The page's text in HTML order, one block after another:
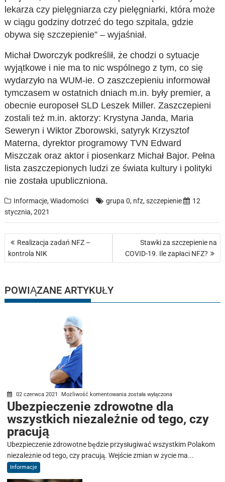
lekarza czy pielęgniarza czy pielęgniarki, która może
w ciągu godziny dotrzeć do tego szpitala, gdzie
obywa się szczepienie” – wyjaśniał.
Michał Dworczyk podkreślił, że chodzi o sytuacje
wyjątkowe i nie ma to nic wspólnego z tym, co się
wydarzyło na WUM-ie. O zaszczepieniu informował
tymczasem w ostatnich dniach m.in. były premier, a
obecnie europoseł SLD Leszek Miller. Zaszczepieni
zostali też m.in. aktorzy: Krystyna Janda, Maria
Seweryn i Wiktor Zborowski, satyryk Krzysztof
Materna, dyrektor programowy TVN Edward
Miszczak oraz aktor i piosenkarz Michał Bajor. Pełna
lista zaszczepionych ludzi ze świata kultury i polityki
nie została upubliczniona.
Informacje,Wiadomości grupa 0, nfz,szczepienie
12
stycznia, 2021
Nawigacja
wpisu
Realizacja zadań NFZ –
kontrola NIK
Stawki za szczepienie na
COVID-19. Ile zapłaci NFZ?
POWIĄZANE ARTYKUŁY
02 czerwca 2021 Możliwość komentowaniaUbezpieczenie
zdrowotne
dla
od
tego,
została wyłączona
Ubezpieczenie zdrowotne dla
wszystkich niezależnie od tego, czy
pracują
Ubezpieczenie zdrowotne będzie przysługiwać wszystkim Polakom
niezależnie od tego, czy pracują. Wejście zmian w życie ma...
Informacje